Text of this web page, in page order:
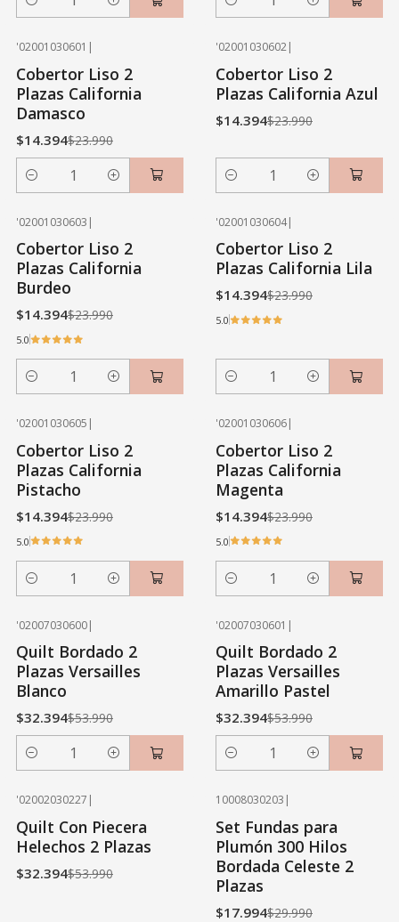
Cantidad Cantidad
'02001030601
Cobertor Liso 2
Plazas California
Damasco
$14.394$23.990
Cantidad
'02001030602
Cobertor Liso 2
Plazas California Azul
$14.394$23.990
Cantidad
'02001030603 |
Cobertor Liso 2
Plazas California
Burdeo
$14.394$23.990
5.0
Cantidad
'02001030604|
Cobertor Liso 2
Plazas California Lila
$14.394$23.990
5.0
Cantidad
'02001030605 |
Cobertor Liso 2
Plazas California
Pistacho
$14.394$23.990
5.0
Cantidad
'02001030606|
Cobertor Liso 2
Plazas California
Magenta
$14.394$23.990
5.0
Cantidad
'02007030600|
Quilt Bordado 2
Plazas Versailles
Blanco
$32.394$53.990
Cantidad
'02007030601 |
Quilt Bordado 2
Plazas Versailles
Amarillo Pastel
$32.394$53.990
Cantidad
'02002030227 |
Quilt Con Piecera
Helechos 2 Plazas
$32.394$53.990
Agotado
10008030203 |
Set Fundas para
Plumón 300 Hilos
Bordada Celeste 2
Plazas
$17.994$29.990